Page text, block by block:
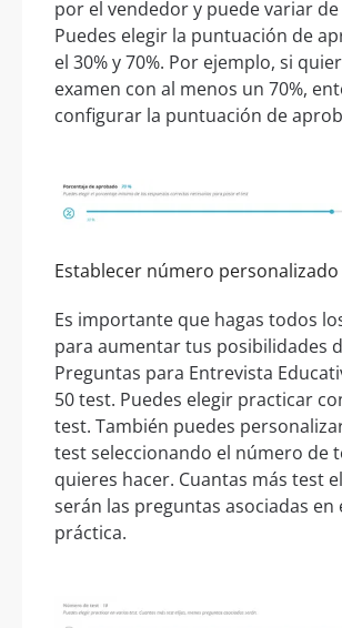
por el vendedor y puede variar
Puedes elegir la puntuación de
el 30% y 70%. Por ejemplo, si
examen con al menos un 70%,
configurar la puntuación de
Establecer número
Es importante que hagas todos
para aumentar tus posibilidades
Preguntas para Entrevista
50 test. Puedes elegir practicar
test. También puedes
test seleccionando el número de
quieres hacer. Cuantas más test
serán las preguntas asociadas en
práctica.